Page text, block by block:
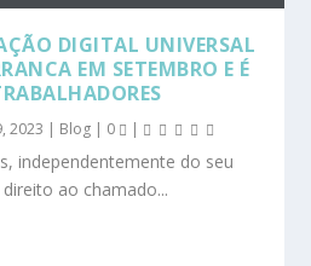
DIGITAL UNIVERSAL
EM SETEMBRO E É
2023 | Blog | 0 |
independentemente do seu
ao chamado...